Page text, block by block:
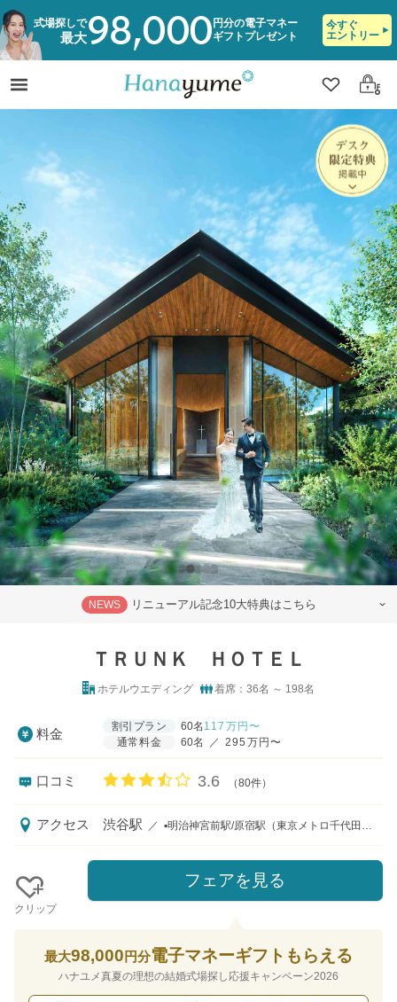
式場探しで
最大98,000 円分の電子マネー
ギフトプレゼント
今すぐ
エントリー
クリップ
ログ
NEWS リニューアル記念10大特典はこちら
ＴＲＵＮＫ ＨＯＴＥＬ
ホテルウエディング 着席：36名 ～ 198名
料金
割引プラン 60名 117 万円〜
通常料金
60名 ／ 295万円〜
口コミ 口コミ評価
3.6 （80件）
アクセス 渋谷駅 ／ ▪明治神宮前駅/原宿駅（東京メトロ千代田線・副都心線）JR山手線7番出口より徒歩7分 ▪表参道駅（千代田線・銀座線・半蔵門線）B2出口より徒歩12分 ▪渋谷駅（JR・東急東横線・東京メトロ）13出口より徒歩5分
クリップ
フェアを見る
最大98,000 円分電子マネーギフトもらえる
ハナユメ真夏の理想の結婚式場探し応援キャンペーン2026